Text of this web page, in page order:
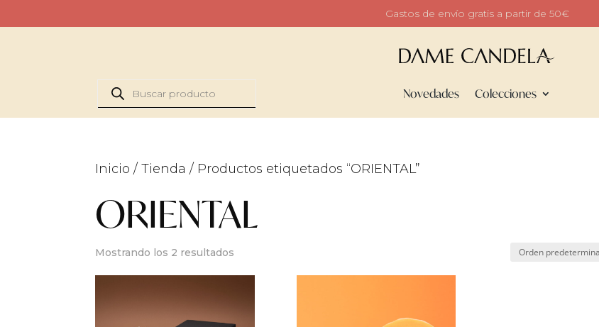
Gastos de envío gratis a partir de 50€
Búsqueda
de
productos
Novedades Colecciones
Inicio /Tienda / Productos etiquetados “ORIENTAL”
ORIENTAL
Mostrando los 2 resultados